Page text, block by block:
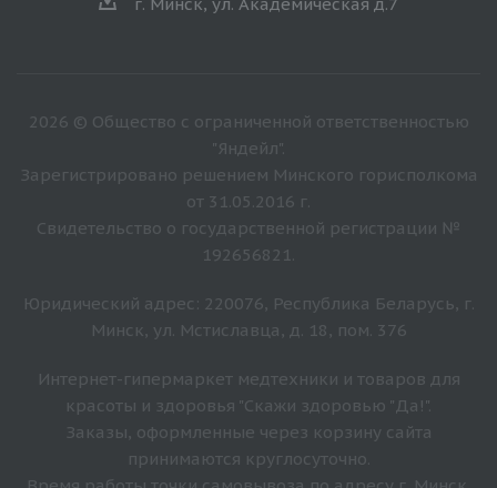
2026 © Общество с ограниченной ответственностью
"Яндейл".
Зарегистрировано решением Минского горисполкома
от 31.05.2016 г.
Свидетельство о государственной регистрации №
192656821.
Юридический адрес: 220076, Республика Беларусь, г.
Минск, ул. Мстиславца, д. 18, пом. 376
Интернет-гипермаркет медтехники и товаров для
красоты и здоровья "Скажи здоровью "Да!".
Заказы, оформленные через корзину сайта
принимаются круглосуточно.